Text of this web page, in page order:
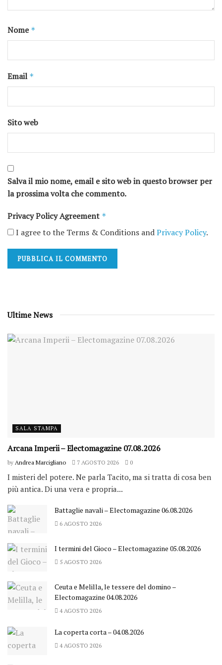
Nome *
Email *
Sito web
Salva il mio nome, email e sito web in questo browser per
la prossima volta che commento.
Privacy Policy Agreement *
I agree to the Terms & Conditions andPrivacy Policy.
Ultime News
SALA STAMPA
Arcana Imperii – Electomagazine 07.08.2026
by Andrea Marcigliano 7 AGOSTO 2026 0
I misteri del potere. Ne parla Tacito, ma si tratta di cosa ben
più antica. Di una vera e propria...
Battaglie navali – Electomagazine 06.08.2026
6 AGOSTO 2026
I termini del Gioco – Electomagazine 05.08.2026
5 AGOSTO 2026
Ceuta e Melilla, le tessere del domino –
Electomagazine 04.08.2026
4 AGOSTO 2026
La coperta corta – 04.08.2026
4 AGOSTO 2026